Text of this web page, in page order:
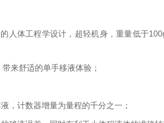
人体工程学设计，超轻机身，重量低于
来舒适的单手移液体验；
，计数器增量为量程的千分之一；